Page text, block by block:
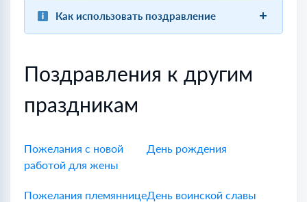
Как использовать поздравление
Поздравления к другим
праздникам
Пожелания с новой
работой для жены
День рождения
Пожелания племянницеДень воинской славы